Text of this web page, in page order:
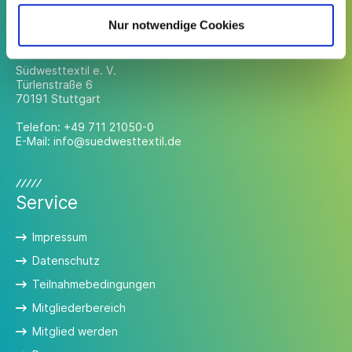
Nur notwendige Cookies
Südwesttextil e. V.
Türlenstraße 6
70191 Stuttgart
Telefon: +49 711 21050-0
E-Mail: info@suedwesttextil.de
Service
Impressum
Datenschutz
Teilnahmebedingungen
Mitgliederbereich
Mitglied werden